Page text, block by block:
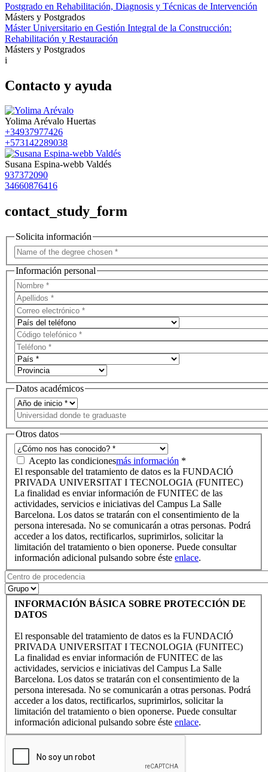
Postgrado en Rehabilitación, Diagnosis y Técnicas de Intervención
Másters y Postgrados
Máster Universitario en Gestión Integral de la Construcción:
Rehabilitación y Restauración
Másters y Postgrados
i
Contacto y ayuda
Yolima Arévalo Huertas
+34937977426
+573142289038
Susana Espina-webb Valdés
937372090
34660876416
contact_study_form
Solicita información
Información personal
Datos académicos
Otros datos
Acepto las condicionesmás información *
El responsable del tratamiento de datos es la FUNDACIÓ
PRIVADA UNIVERSITAT I TECNOLOGIA (FUNITEC)
La finalidad es enviar información de FUNITEC de las
actividades, servicios e iniciativas del Campus La Salle
Barcelona. Los datos se tratarán con el consentimiento de la
persona interesada. No se comunicarán a otras personas. Podrá
acceder a los datos, rectificarlos, suprimirlos, solicitar la
limitación del tratamiento o bien oponerse. Puede consultar
información adicional pulsando sobre éste enlace.
INFORMACIÓN BÁSICA SOBRE PROTECCIÓN DE
DATOS
El responsable del tratamiento de datos es la FUNDACIÓ
PRIVADA UNIVERSITAT I TECNOLOGIA (FUNITEC)
La finalidad es enviar información de FUNITEC de las
actividades, servicios e iniciativas del Campus La Salle
Barcelona. Los datos se tratarán con el consentimiento de la
persona interesada. No se comunicarán a otras personas. Podrá
acceder a los datos, rectificarlos, suprimirlos, solicitar la
limitación del tratamiento o bien oponerse. Puede consultar
información adicional pulsando sobre éste enlace.